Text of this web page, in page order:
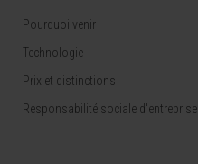
Pourquoi venir
Technologie
Prix et distinctions
Responsabilité sociale d'entreprise